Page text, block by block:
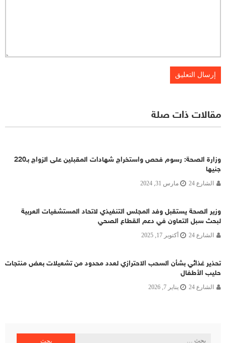
مقالات ذات صلة
وزارة الصحة: رسوم فحص واستخراج شهادات المقبلين على الزواج بـ220
جنيها
الشارع 24 مارس 31, 2024
وزير الصحة يستقبل وفد المجلس التنفيذي لاتحاد المستشفيات العربية
لبحث سبل التعاون في دعم القطاع الصحي
الشارع 24 أكتوبر 17, 2025
تحذير غذائي بشأن السحب الاحترازي لعدد محدود من تشعيلات بعض منتجات
حليب الأطفال
الشارع 24 يناير 7, 2026
البحث